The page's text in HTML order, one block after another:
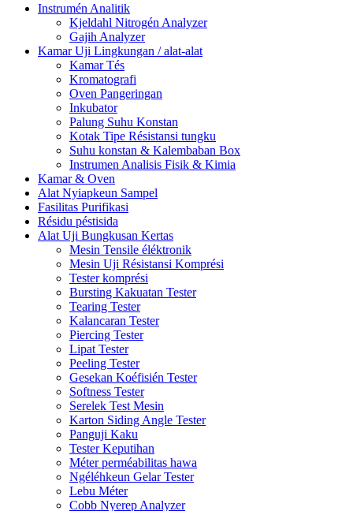
Instrumén Analitik
Kjeldahl Nitrogén Analyzer
Gajih Analyzer
Kamar Uji Lingkungan / alat-alat
Kamar Tés
Kromatografi
Oven Pangeringan
Inkubator
Palung Suhu Konstan
Kotak Tipe Résistansi tungku
Suhu konstan & Kalembaban Box
Instrumen Analisis Fisik & Kimia
Kamar & Oven
Alat Nyiapkeun Sampel
Fasilitas Purifikasi
Résidu péstisida
Alat Uji Bungkusan Kertas
Mesin Tensile éléktronik
Mesin Uji Résistansi Komprési
Tester komprési
Bursting Kakuatan Tester
Tearing Tester
Kalancaran Tester
Piercing Tester
Lipat Tester
Peeling Tester
Gesekan Koéfisién Tester
Softness Tester
Serelek Test Mesin
Karton Siding Angle Tester
Panguji Kaku
Tester Keputihan
Méter perméabilitas hawa
Ngéléhkeun Gelar Tester
Lebu Méter
Cobb Nyerep Analyzer